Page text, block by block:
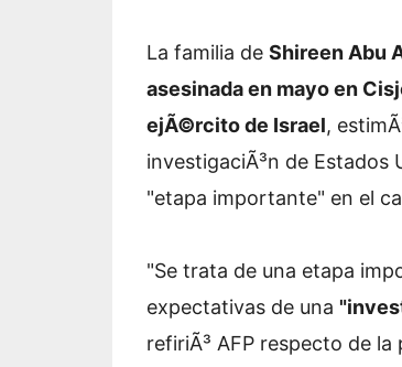
La familia de Shireen Abu
asesinada en mayo en
ejÃ©rcito de Israel,
investigaciÃ³n de Estados
"etapa importante" en el
"Se trata de una etapa
expectativas de una
refiriÃ³ AFP respecto de